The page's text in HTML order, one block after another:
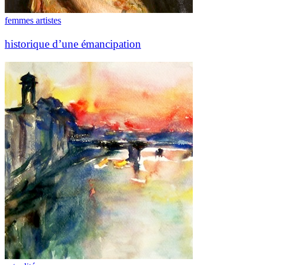
femmes artistes
historique d’une émancipation